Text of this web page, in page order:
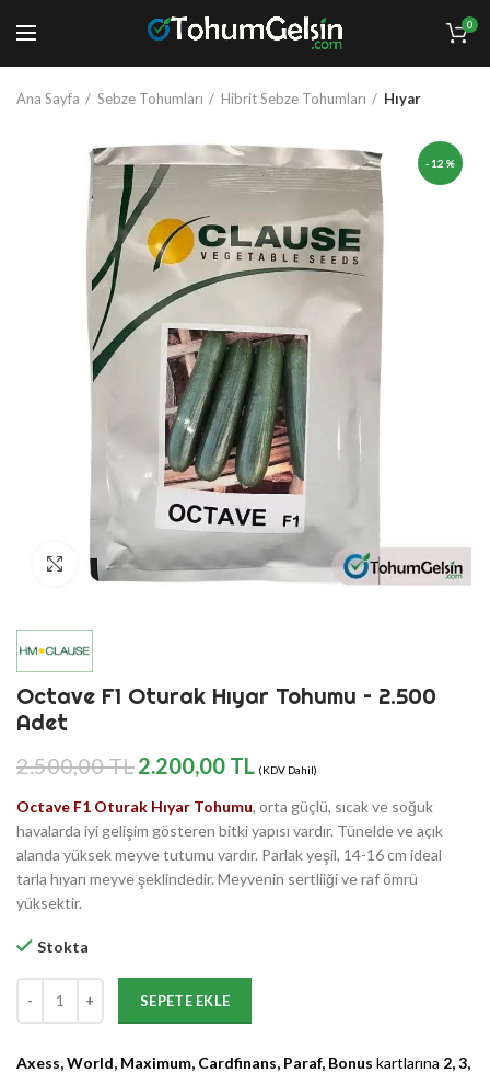
0
Ana Sayfa Sebze Tohumları Hibrit Sebze Tohumları Hıyar
-12%
Büyütmek için Tıklayın
Octave F1 Oturak Hıyar Tohumu – 2.500
Adet
2.500,00TLOrijinal
2.500,00
TL.
2.200,00 TLŞu
fiyat:
2.200,00
TL.
(KDV Dahil)
Octave F1 Oturak Hıyar Tohumu, orta güçlü, sıcak ve soğuk
havalarda iyi gelişim gösteren bitki yapısı vardır. Tünelde ve açık
alanda yüksek meyve tutumu vardır. Parlak yeşil, 14-16 cm ideal
tarla hıyarı meyve şeklindedir. Meyvenin sertliiği ve raf ömrü
yüksektir.
Stokta
SEPETE EKLE
Axess, World, Maximum, Cardfinans, Paraf, Bonus kartlarına 2, 3,